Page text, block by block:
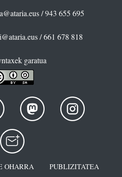
/ 943 655 695
/ 661 678 818
garatua
OHARRA
PUBLIZITATEA